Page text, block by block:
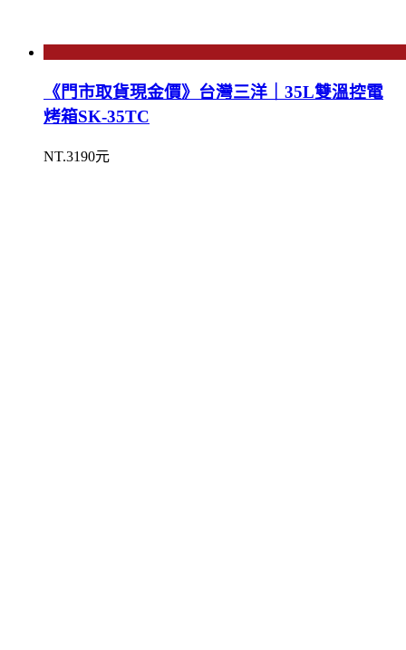
《門市取貨現金價》台灣三洋｜35L雙溫控電
烤箱SK-35TC
NT.3190元